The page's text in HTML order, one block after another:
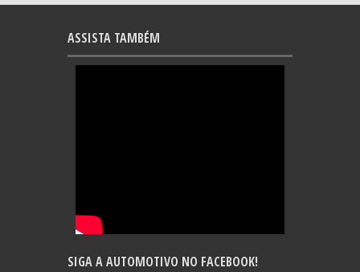
ASSISTA TAMBÉM
SIGA A AUTOMOTIVO NO FACEBOOK!